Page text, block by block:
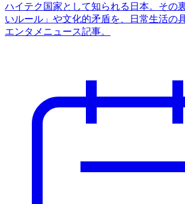
ハイテク国家として知られる日本。その
いルール」や文化的矛盾を、日常生活の
エンタメニュース記事。